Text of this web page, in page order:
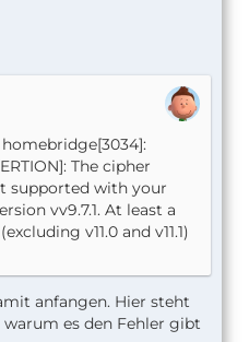
homebridge[3034]:
The cipher
supported with your
vv9.7.1. At least a
v11.0 and v11.1)
anfangen. Hier steht
es den Fehler gibt